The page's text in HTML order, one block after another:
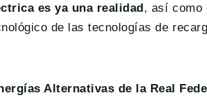
es ya una realidad, así como
de las tecnologías de
Alternativas de la Real